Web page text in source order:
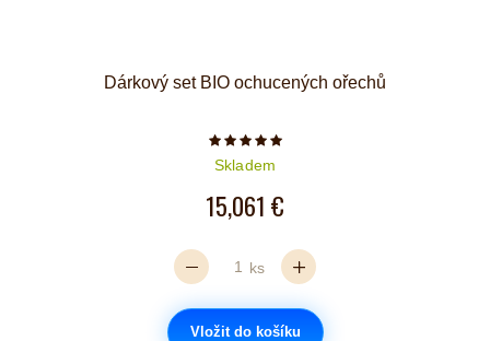
Dárkový set BIO ochucených ořechů
Počet hvězdiček je 5 z 5
Skladem
15,061 €
ks
Vložit do košíku